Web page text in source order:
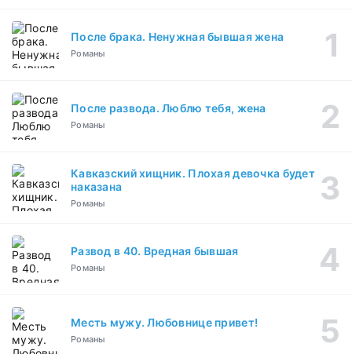
После брака. Ненужная бывшая жена
Романы
После развода. Люблю тебя, жена
Романы
Кавказский хищник. Плохая девочка будет
наказана
Романы
Развод в 40. Вредная бывшая
Романы
Месть мужу. Любовнице привет!
Романы